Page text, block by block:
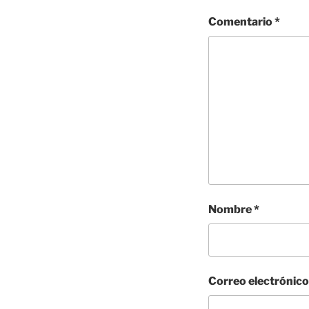
Comentario*
Nombre*
Correo